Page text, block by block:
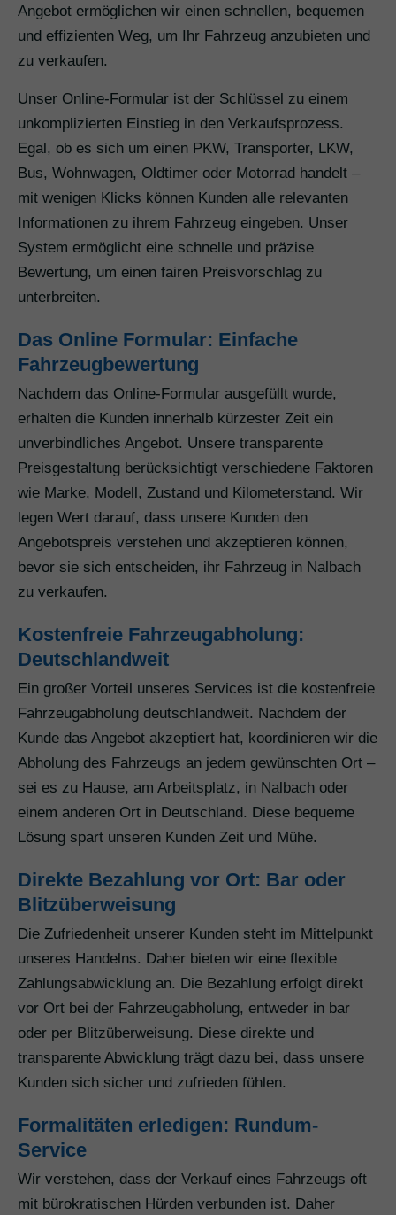
Angebot ermöglichen wir einen schnellen, bequemen
und effizienten Weg, um Ihr Fahrzeug anzubieten und
zu verkaufen.
Unser Online-Formular ist der Schlüssel zu einem
unkomplizierten Einstieg in den Verkaufsprozess.
Egal, ob es sich um einen PKW, Transporter, LKW,
Bus, Wohnwagen, Oldtimer oder Motorrad handelt –
mit wenigen Klicks können Kunden alle relevanten
Informationen zu ihrem Fahrzeug eingeben. Unser
System ermöglicht eine schnelle und präzise
Bewertung, um einen fairen Preisvorschlag zu
unterbreiten.
Das Online Formular: Einfache
Fahrzeugbewertung
Nachdem das Online-Formular ausgefüllt wurde,
erhalten die Kunden innerhalb kürzester Zeit ein
unverbindliches Angebot. Unsere transparente
Preisgestaltung berücksichtigt verschiedene Faktoren
wie Marke, Modell, Zustand und Kilometerstand. Wir
legen Wert darauf, dass unsere Kunden den
Angebotspreis verstehen und akzeptieren können,
bevor sie sich entscheiden, ihr Fahrzeug in Nalbach
zu verkaufen.
Kostenfreie Fahrzeugabholung:
Deutschlandweit
Ein großer Vorteil unseres Services ist die kostenfreie
Fahrzeugabholung deutschlandweit. Nachdem der
Kunde das Angebot akzeptiert hat, koordinieren wir die
Abholung des Fahrzeugs an jedem gewünschten Ort –
sei es zu Hause, am Arbeitsplatz, in Nalbach oder
einem anderen Ort in Deutschland. Diese bequeme
Lösung spart unseren Kunden Zeit und Mühe.
Direkte Bezahlung vor Ort: Bar oder
Blitzüberweisung
Die Zufriedenheit unserer Kunden steht im Mittelpunkt
unseres Handelns. Daher bieten wir eine flexible
Zahlungsabwicklung an. Die Bezahlung erfolgt direkt
vor Ort bei der Fahrzeugabholung, entweder in bar
oder per Blitzüberweisung. Diese direkte und
transparente Abwicklung trägt dazu bei, dass unsere
Kunden sich sicher und zufrieden fühlen.
Formalitäten erledigen: Rundum-
Service
Wir verstehen, dass der Verkauf eines Fahrzeugs oft
mit bürokratischen Hürden verbunden ist. Daher